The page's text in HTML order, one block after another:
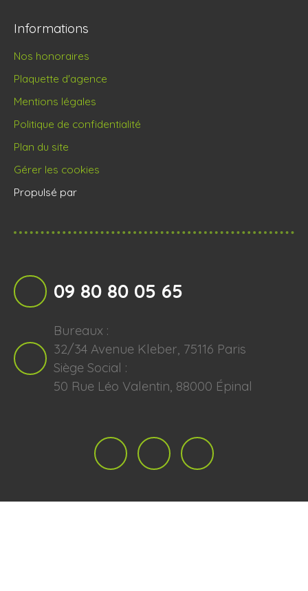
Informations
Nos honoraires
Plaquette d'agence
Mentions légales
Politique de confidentialité
Plan du site
Gérer les cookies
Propulsé par
09 80 80 05 65
Bureaux :
32/34 Avenue Kleber, 75116 Paris
Siège Social :
50 Rue Léo Valentin, 88000 Épinal